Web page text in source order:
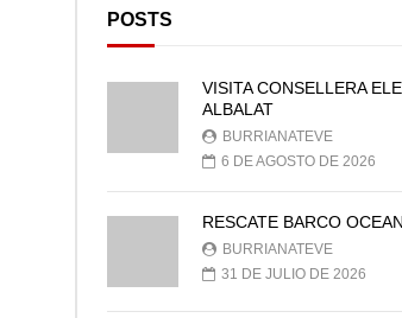
POSTS
VISITA CONSELLERA
ALBALAT
BURRIANATEVE
6 DE AGOSTO DE 2026
RESCATE BARCO
BURRIANATEVE
31 DE JULIO DE 2026